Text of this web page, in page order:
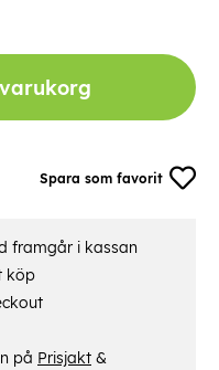
Spara som favorit
framgår i kassan
köp
på Prisjakt &